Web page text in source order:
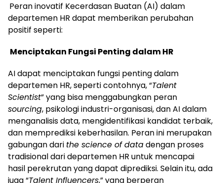
Peran inovatif Kecerdasan Buatan (AI) dalam
departemen HR dapat memberikan perubahan
positif seperti:
Menciptakan Fungsi Penting dalam HR
AI dapat menciptakan fungsi penting dalam
departemen HR, seperti contohnya, “Talent
Scientist” yang bisa menggabungkan peran
sourcing, psikologi industri-organisasi, dan AI dalam
menganalisis data, mengidentifikasi kandidat terbaik,
dan memprediksi keberhasilan. Peran ini merupakan
gabungan dari the science of datadengan proses
tradisional dari departemen HR untuk mencapai
hasil perekrutan yang dapat diprediksi. Selain itu, ada
juga “Talent Influencers,” yang berperan